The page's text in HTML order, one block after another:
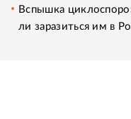
Вспышка
ли заразиться им в